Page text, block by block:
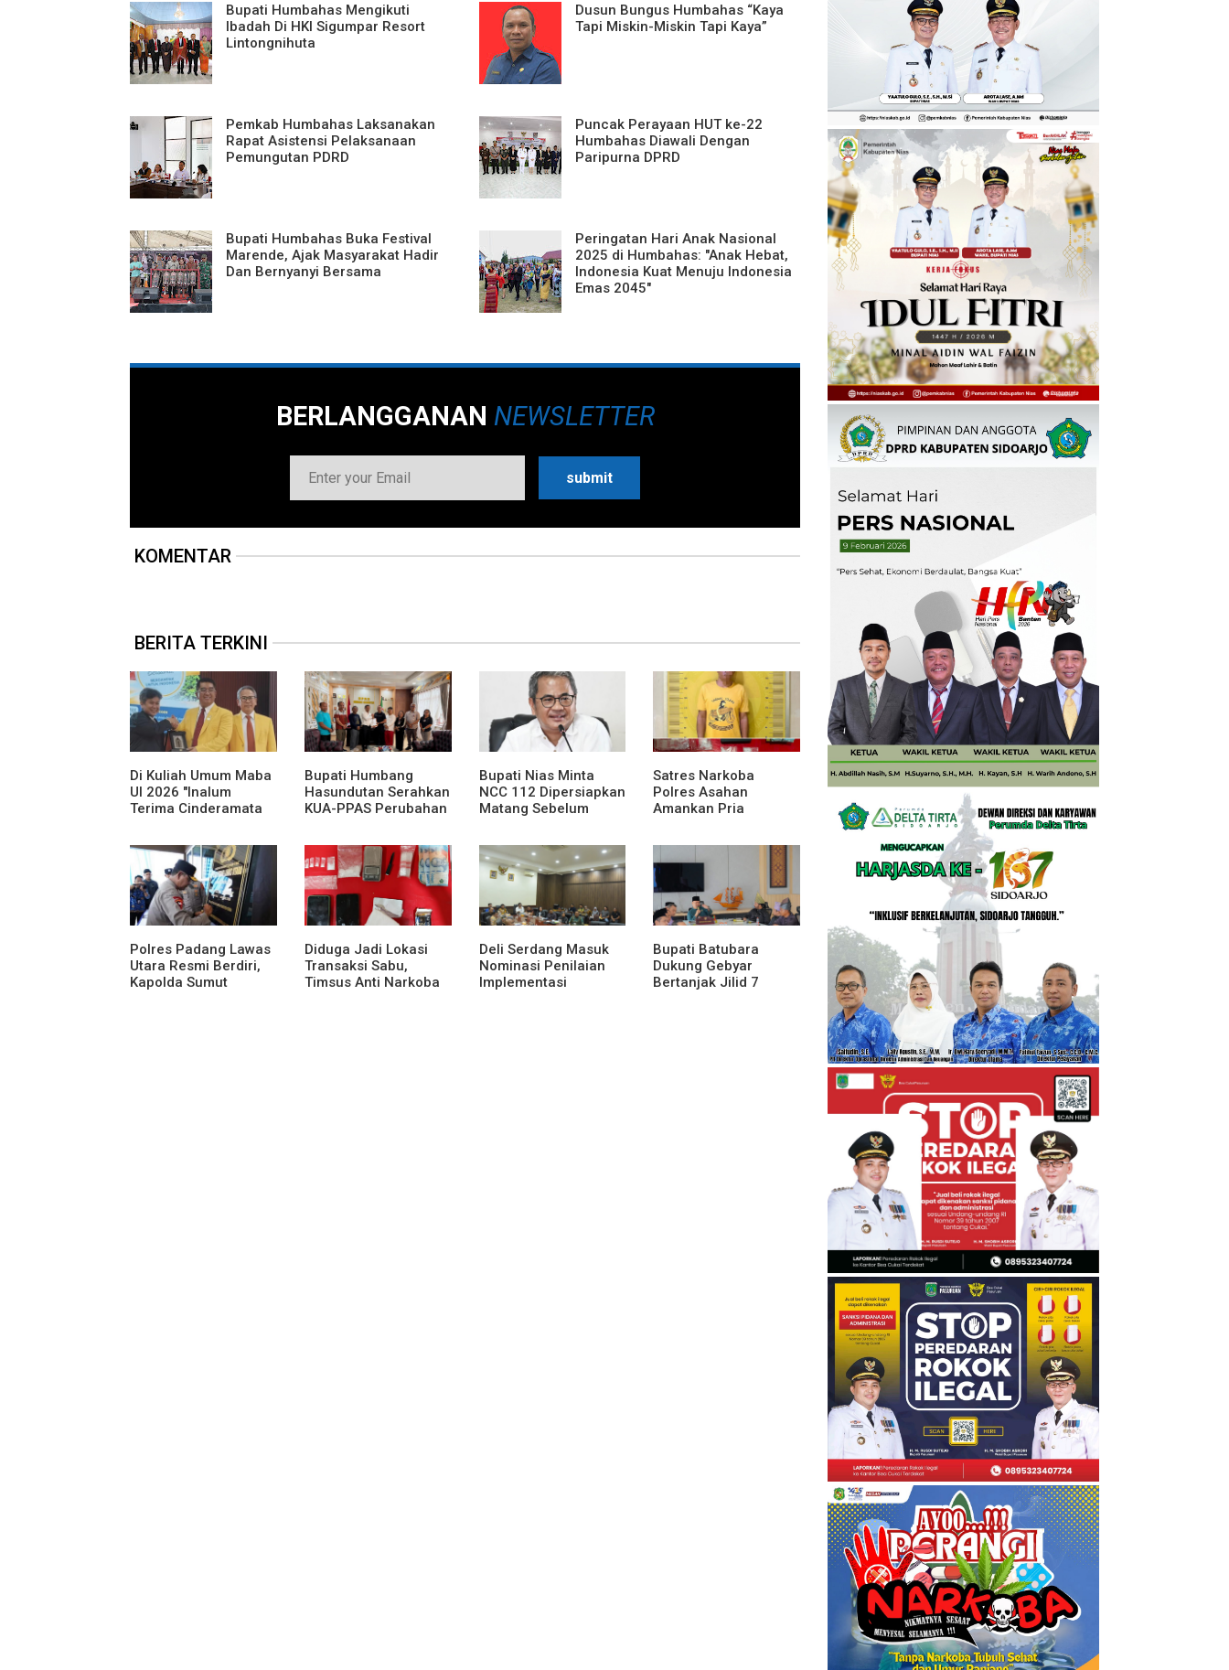
Bupati Humbahas Mengikuti
Ibadah Di HKI Sigumpar Resort
Lintongnihuta
Dusun Bungus Humbahas “Kaya
Tapi Miskin-Miskin Tapi Kaya”
Pemkab Humbahas Laksanakan
Rapat Asistensi Pelaksanaan
Pemungutan PDRD
Puncak Perayaan HUT ke-22
Humbahas Diawali Dengan
Paripurna DPRD
Bupati Humbahas Buka Festival
Marende, Ajak Masyarakat Hadir
Dan Bernyanyi Bersama
Peringatan Hari Anak Nasional
2025 di Humbahas: "Anak Hebat,
Indonesia Kuat Menuju Indonesia
Emas 2045"
BERLANGGANAN NEWSLETTER
KOMENTAR
BERITA TERKINI
Di Kuliah Umum Maba
UI 2026 "Inalum
Terima Cinderamata
Bupati Humbang
Hasundutan Serahkan
KUA-PPAS Perubahan
Anggaran 2026.
Bupati Nias Minta
NCC 112 Dipersiapkan
Matang Sebelum
Satres Narkoba
Polres Asahan
Amankan Pria
Pengedar Dugaan
Sabu, Sita 19,60 Gram
Barang Bukti
Polres Padang Lawas
Utara Resmi Berdiri,
Kapolda Sumut
Diduga Jadi Lokasi
Transaksi Sabu,
Timsus Anti Narkoba
Deli Serdang Masuk
Nominasi Penilaian
Implementasi
Bupati Batubara
Dukung Gebyar
Bertanjak Jilid 7